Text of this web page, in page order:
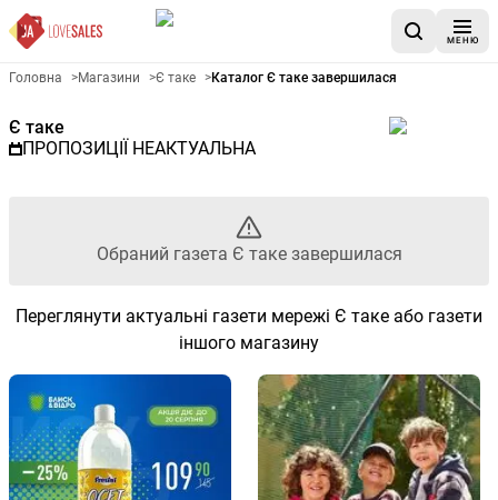
МЕНЮ
Рекламна газета Є таке -
Головна >Магазини >Є таке >Каталог Є таке завершилася
Є таке
ПРОПОЗИЦІЇ НЕАКТУАЛЬНА
Обраний газета Є таке завершилася
Переглянути актуальні газети мережі Є таке або газети
іншого магазину